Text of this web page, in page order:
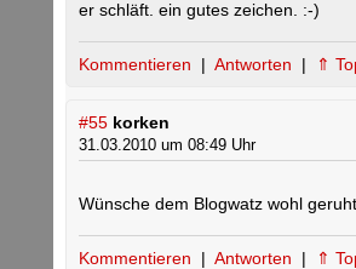
er schläft. ein gutes zeichen. :-)
Kommentieren | Antworten | ⇑
#55 korken
31.03.2010 um 08:49 Uhr
Wünsche dem Blogwatz wohl
Kommentieren | Antworten | ⇑